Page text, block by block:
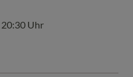
20:30 Uhr